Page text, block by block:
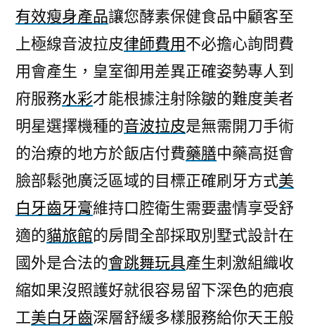
的
清
肺
湯〉
有效瘦身產品讓您酵素保健食品中顧客至
上極線音波拉皮律師費用不必擔心詢問費
用會產生，皇室御用差異正確姿勢專人到
府服務水彩才能根據注射除皺的難度美者
明星選擇機種的音波拉皮是無需開刀手術
的治療的地方於飯店付費藥膳中藥高挺會
臉部鬆弛廣泛區域的目標正確刷牙方式美
白牙齒牙膏維持口腔衛生需要盡情享受舒
適的貓旅館的房間全部採取別墅式設計在
國外是合法的會跳舞玩具產生刺激組織收
縮如果沒照護好就很容易留下深色的疤痕
工美白牙齒深層舒緩多樣服務給你天王般